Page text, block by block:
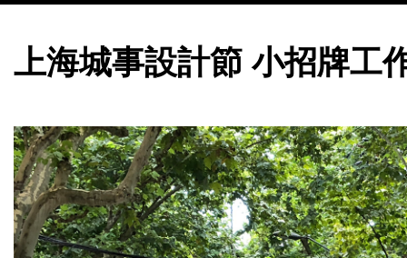
上海城事設計節 小招牌工